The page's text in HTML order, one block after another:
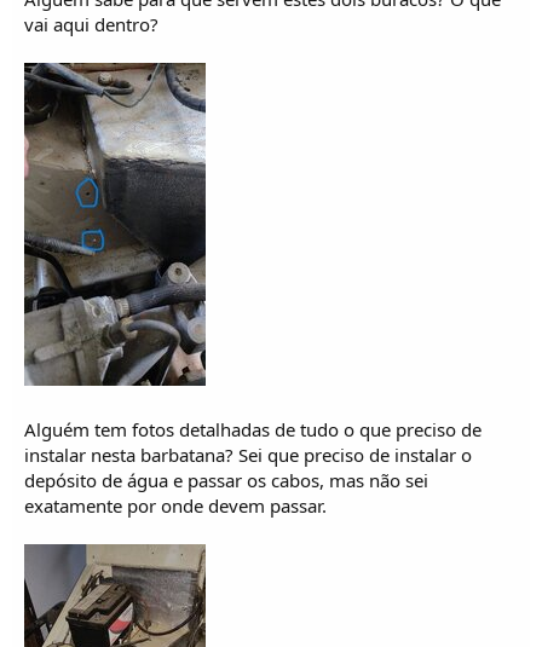
vai aqui dentro?
Alguém tem fotos detalhadas de tudo o que preciso de
instalar nesta barbatana? Sei que preciso de instalar o
depósito de água e passar os cabos, mas não sei
exatamente por onde devem passar.